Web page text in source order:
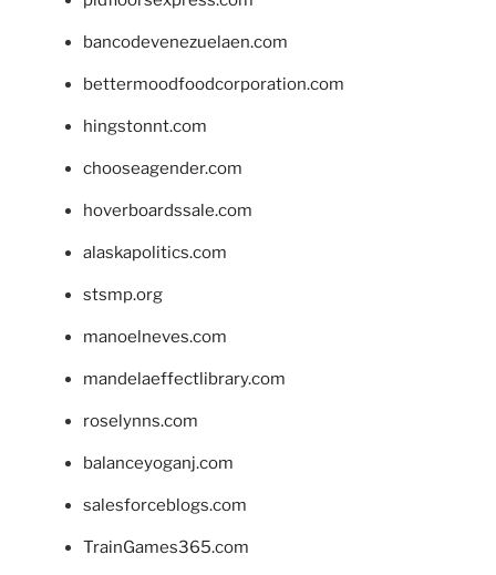
bancodevenezuelaen.com
bettermoodfoodcorporation.com
hingstonnt.com
chooseagender.com
hoverboardssale.com
alaskapolitics.com
stsmp.org
manoelneves.com
mandelaeffectlibrary.com
roselynns.com
balanceyoganj.com
salesforceblogs.com
TrainGames365.com